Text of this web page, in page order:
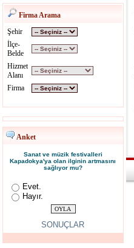
Firma Arama
Şehir
İlçe-
Belde
Hizmet
Alanı
Firma
Anket
Sanat ve müzik festivalleri
Kapadokya'ya olan ilginin artmasını
sağlıyor mu?
Evet.
Hayır.
SONUÇLAR